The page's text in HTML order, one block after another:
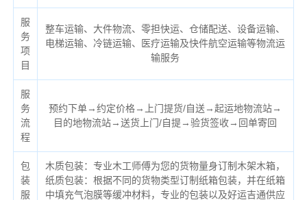
服
务
项
目
整车运输、大件物流、零担快运、仓储配送、设备运输、
电梯运输、冷链运输、医疗运输及快件航空运输等物流运
输服务
服
务
流
程
预约下单→约定价格→上门提货/自送→起运地物流站→
目的地物流站→送货上门/自提→验货签收→回单寄回
包
装
服
木质包装：专业木工师傅为您的货物量身订制木架木箱，
纸质包装：根据不同的货物类型订制纸箱包装，并在纸箱
中填充气泡膜等缓冲材料，专业的包装以及好运吉通供应